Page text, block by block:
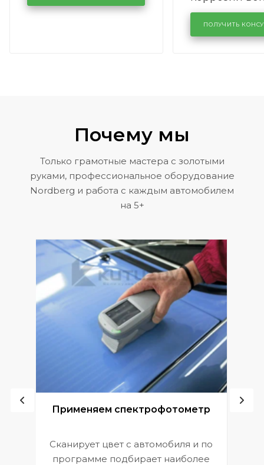
KUTUZOVV
лобового
районе
Volkswagen
ПОЛУЧИТЬ
Почему мы
Только грамотные мастера с золотыми
руками, профессиональное оборудование
Nordberg и работа с каждым автомобилем
на 5+
Применяем спектрофотометр
Сканирует цвет с автомобиля и по
программе подбирает наиболее